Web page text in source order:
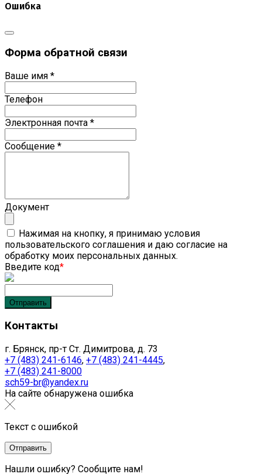
Ошибка
Форма обратной связи
Ваше имя *
Телефон
Электронная почта *
Сообщение *
Документ
Нажимая на кнопку, я принимаю условия
пользовательского соглашения и даю согласие на
обработку моих персональных данных.
Введите код*
Контакты
г. Брянск, пр-т Ст. Димитрова, д. 73
+7 (483) 241-6146, +7 (483) 241-4445,
+7 (483) 241-8000
sch59-br@yandex.ru
На сайте обнаружена ошибка
Текст с ошибкой
Нашли ошибку? Сообщите нам!